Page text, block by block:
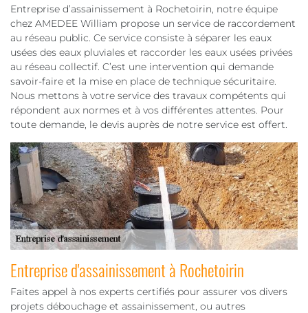
Entreprise d’assainissement à Rochetoirin, notre équipe
chez AMEDEE William propose un service de raccordement
au réseau public. Ce service consiste à séparer les eaux
usées des eaux pluviales et raccorder les eaux usées privées
au réseau collectif. C’est une intervention qui demande
savoir-faire et la mise en place de technique sécuritaire.
Nous mettons à votre service des travaux compétents qui
répondent aux normes et à vos différentes attentes. Pour
toute demande, le devis auprès de notre service est offert.
Entreprise d'assainissement à Rochetoirin
Faites appel à nos experts certifiés pour assurer vos divers
projets débouchage et assainissement, ou autres